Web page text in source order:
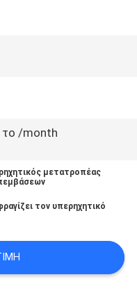
το /month
μετατροπέας
τον υπερηχητικό